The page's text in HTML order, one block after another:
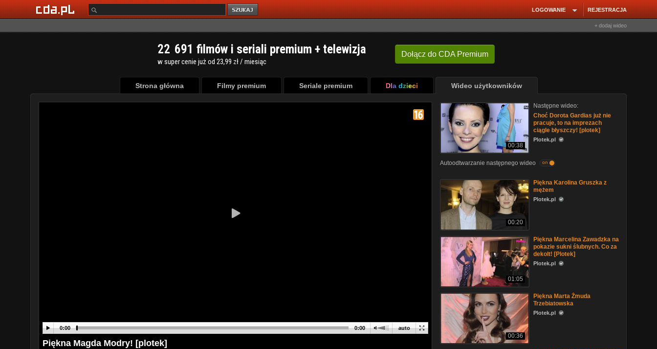
REJESTRACJA
LOGOWANIE
+ dodaj wideo
Dołącz do CDA Premium
22 691 filmów i seriali premium + telewizja
w super cenie już od 23,99 zł / miesiąc
Strona główna Filmy premium Seriale premium Dla dzieci Wideo użytkowników
auto
0:00 0:00
Piękna Magda Modry! [plotek]
00:38
Następne wideo:
Choć Dorota Gardias już nie
pracuje, to na imprezach
ciągle błyszczy! [plotek]
Plotek.pl
Autoodtwarzanie następnego wideo on
00:20
Piękna Karolina Gruszka z
mężem
Plotek.pl
01:05
Piękna Marcelina Zawadzka na
pokazie sukni ślubnych. Co za
dekolt! [Plotek]
Plotek.pl
00:36
Piękna Marta Żmuda
Trzebiatowska
Plotek.pl